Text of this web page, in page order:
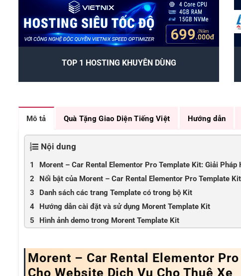
TOP 1 HOSTING KHUYÊN DÙNG
Mô tả Quà Tặng Giao Diện Tiếng Việt Hướng dẫn
Nội dung
Morent – Car Rental Elementor Pro Template Kit: Giải Pháp
Nổi bật của Morent – Car Rental Elementor Pro Template Kit
Danh sách các trang Template có trong bộ Kit
Hướng dẫn cài đặt và sử dụng Morent Template Kit
Hình ảnh demo trong Morent Template Kit
Morent – Car Rental Elementor
Cho Website Dịch Vụ Cho Thuê Xe